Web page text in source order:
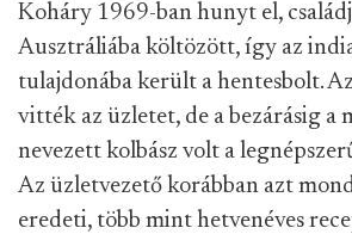
Koháry 1969-ban hunyt el,
Ausztráliába költözött, így az
tulajdonába került a hentesbolt.
vitték az üzletet, de a bezárásig a
nevezett kolbász volt a
Az üzletvezető korábban azt
eredeti, több mint hetvenéves